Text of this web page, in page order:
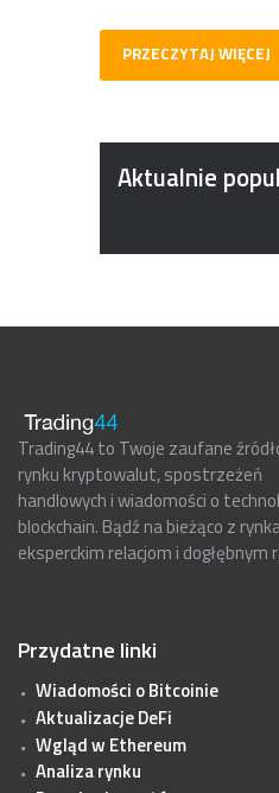
PRZECZYTAJ WIĘCEJ
Aktualnie
Trading44 to Twoje zaufane
rynku kryptowalut, spostrzeżeń
handlowych i wiadomości o
blockchain. Bądź na bieżąco z
eksperckim relacjom i dogłębnym
Przydatne linki
Wiadomości o Bitcoinie
Aktualizacje DeFi
Wgląd w Ethereum
Analiza rynku